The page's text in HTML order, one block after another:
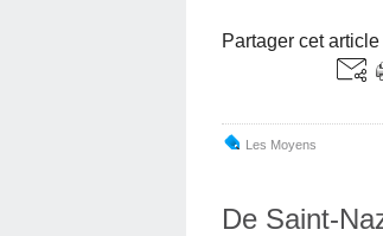
Partager cet article
Les Moyens
De Saint-